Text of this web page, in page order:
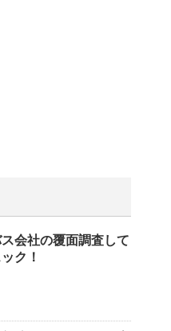
会社の覆面調査して
ク！